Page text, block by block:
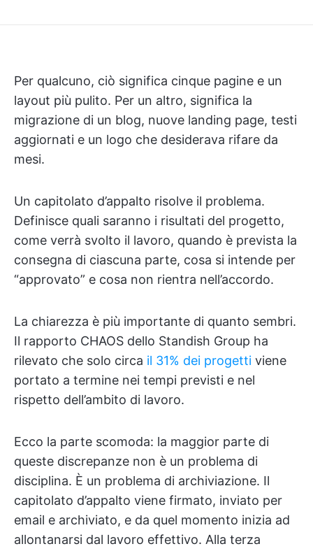
Per qualcuno, ciò significa cinque pagine e un
layout più pulito. Per un altro, significa la
migrazione di un blog, nuove landing page, testi
aggiornati e un logo che desiderava rifare da
mesi.
Un capitolato d’appalto risolve il problema.
Definisce quali saranno i risultati del progetto,
come verrà svolto il lavoro, quando è prevista la
consegna di ciascuna parte, cosa si intende per
“approvato” e cosa non rientra nell’accordo.
La chiarezza è più importante di quanto sembri.
Il rapporto CHAOS dello Standish Group ha
rilevato che solo circa il 31% dei progetti viene
portato a termine nei tempi previsti e nel
rispetto dell’ambito di lavoro.
Ecco la parte scomoda: la maggior parte di
queste discrepanze non è un problema di
disciplina. È un problema di archiviazione. Il
capitolato d’appalto viene firmato, inviato per
email e archiviato, e da quel momento inizia ad
allontanarsi dal lavoro effettivo. Alla terza